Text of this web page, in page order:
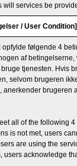
will services be
/ User Condition]
opfylde følgende 4
af
tjenesten. Hvis
selvom brugeren
anerkender brugeren
all of the following
is not met, users
are using the
users acknowledge